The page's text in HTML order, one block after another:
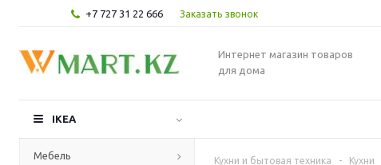
+7 727 31 22 666 Заказать звонок
Интернет магазин товаров
для дома
IKEA
Мебель Кухни и бытовая техника - Кухни